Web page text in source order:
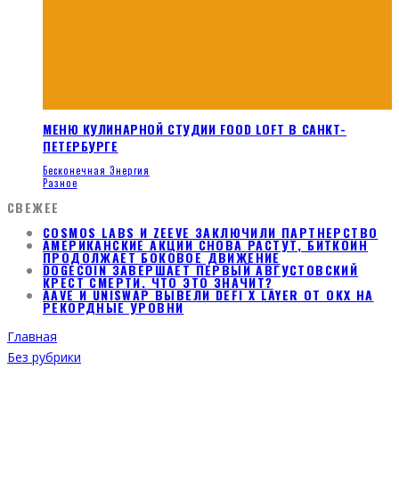
МЕНЮ КУЛИНАРНОЙ СТУДИИ FOOD LOFT В САНКТ-
ПЕТЕРБУРГЕ
Бесконечная Энергия
Разное
СВЕЖЕЕ
COSMOS LABS И ZEEVE ЗАКЛЮЧИЛИ ПАРТНЕРСТВО
АМЕРИКАНСКИЕ АКЦИИ СНОВА РАСТУТ, БИТКОИН
ПРОДОЛЖАЕТ БОКОВОЕ ДВИЖЕНИЕ
DOGECOIN ЗАВЕРШАЕТ ПЕРВЫЙ АВГУСТОВСКИЙ
КРЕСТ СМЕРТИ. ЧТО ЭТО ЗНАЧИТ?
AAVE И UNISWAP ВЫВЕЛИ DEFI X LAYER ОТ OKX НА
РЕКОРДНЫЕ УРОВНИ
Главная
Без рубрики